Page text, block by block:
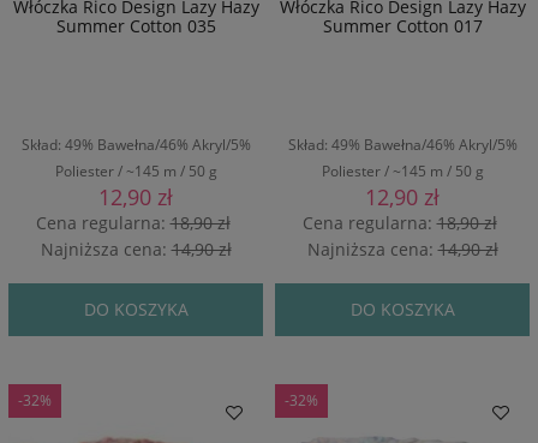
Włóczka Rico Design Lazy Hazy
Summer Cotton 035
Skład: 49% Bawełna/46% Akryl/5%
Poliester / ~145 m / 50 g
12,90 zł
Cena regularna:18,90 zł
Najniższa cena:14,90 zł
DO KOSZYKA
Włóczka Rico Design Lazy Hazy
Summer Cotton 017
Skład: 49% Bawełna/46% Akryl/5%
Poliester / ~145 m / 50 g
12,90 zł
Cena regularna:18,90 zł
Najniższa cena:14,90 zł
DO KOSZYKA
-32% -32%